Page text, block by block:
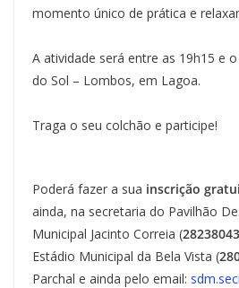
momento único de prática e
A atividade será entre as 19h15 e
do Sol – Lombos, em Lagoa.
Traga o seu colchão e participe!
Poderá fazer a sua inscrição
ainda, na secretaria do Pavilhão
Municipal Jacinto Correia (
Estádio Municipal da Bela Vista (
Parchal e ainda pelo email: